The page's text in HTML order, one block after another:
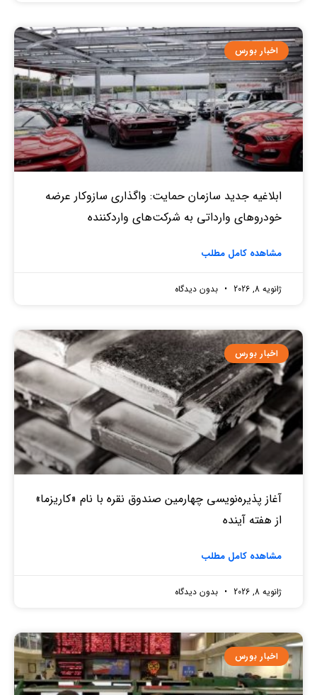
اخبار بورس
ابلاغیه جدید سازمان حمایت: واگذاری سازوکار عرضه
خودروهای وارداتی به شرکت‌های واردکننده
مشاهده کامل مطلب
ژانویه 8, 2026 بدون دیدگاه
اخبار بورس
آغاز پذیره‌نویسی چهارمین صندوق نقره‌ با نام «کاریزما»
از هفته آینده
مشاهده کامل مطلب
ژانویه 8, 2026 بدون دیدگاه
اخبار بورس